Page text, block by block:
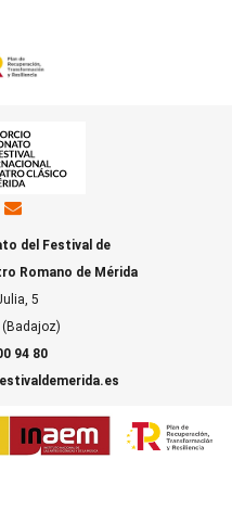
del Festival de
Romano de Mérida
5
94 80